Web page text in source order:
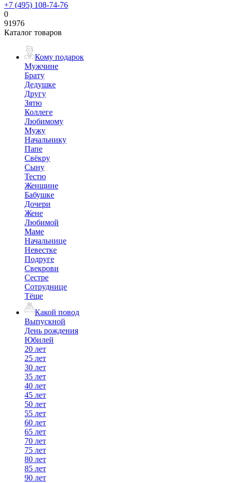
+7 (495) 108-74-76
0
91976
Каталог товаров
Кому подарок
Мужчине
Брату
Дедушке
Другу
Зятю
Коллеге
Любимому
Мужу
Начальнику
Папе
Свёкру
Сыну
Тестю
Женщине
Бабушке
Дочери
Жене
Любимой
Маме
Начальнице
Невестке
Подруге
Свекрови
Сестре
Сотруднице
Тёще
Какой повод
Выпускной
День рождения
Юбилей
20 лет
25 лет
30 лет
35 лет
40 лет
45 лет
50 лет
55 лет
60 лет
65 лет
70 лет
75 лет
80 лет
85 лет
90 лет